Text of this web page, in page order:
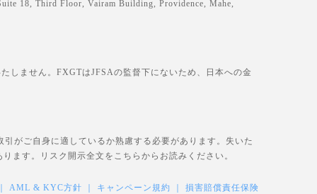
18, Third Floor, Vairam Building, Providence, Mahe,
しません。FXGTはJFSAの監督下にないため、日本への金
がご自身に適しているか熟慮する必要があります。失いた
ます。リスク開示全文を こちら からお読みください。
AML & KYC方針 キャンペーン規約 損害賠償責任保険